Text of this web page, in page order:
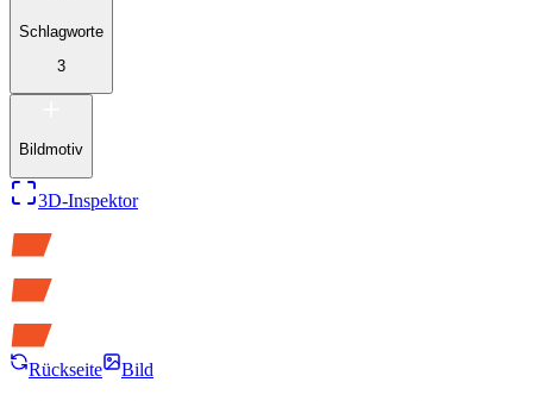
Schlagworte
3
Bildmotiv
3D-Inspektor
Rückseite
Bild